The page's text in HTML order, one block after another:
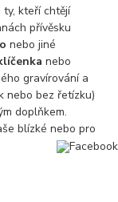
kteří chtějí
přívěsku
nebo jiné
nebo
gravírování a
nebo bez řetízku)
doplňkem.
blízké nebo pro